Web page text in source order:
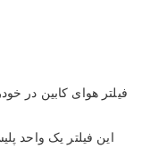
فیلتر هوای کابین در
این فیلتر یک واحد